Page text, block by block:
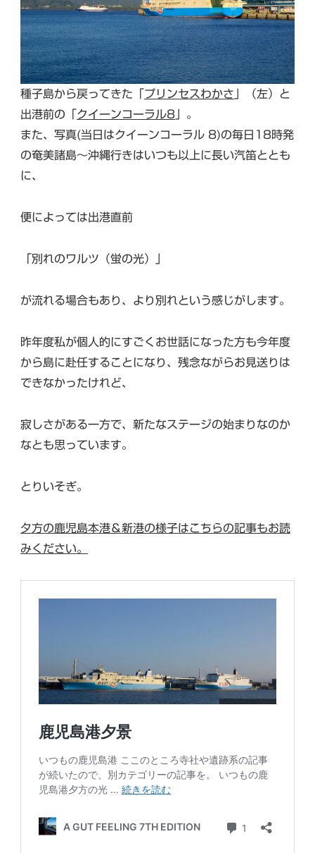
種子島から戻ってきた「 プリンセスわかさ 」（左）と
出港前の「 クイーンコーラル8 」。
また、写真(当日はクイーンコーラル 8)の毎日18時発
の奄美諸島〜沖縄行きはいつも以上に長い汽笛ととも
に、
便によっては出港直前
「別れのワルツ（蛍の光）」
が流れる場合もあり、より別れという感じがします。
昨年度私が個人的にすごくお世話になった方も今年度
から島に赴任することになり、残念ながらお見送りは
できなかったけれど、
寂しさがある一方で、新たなステージの始まりなのか
なとも思っています。
とりいそぎ。
夕方の鹿児島本港＆新港の様子はこちらの記事もお読
みください。